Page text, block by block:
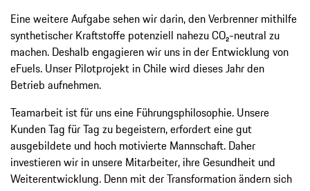
Eine weitere Aufgabe sehen wir darin, den Verbrenner mithilfe
synthetischer Kraftstoffe potenziell nahezu CO₂-neutral zu
machen. Deshalb engagieren wir uns in der Entwicklung von
eFuels. Unser Pilotprojekt in Chile wird dieses Jahr den
Betrieb aufnehmen.
Teamarbeit ist für uns eine Führungsphilosophie. Unsere
Kunden Tag für Tag zu begeistern, erfordert eine gut
ausgebildete und hoch motivierte Mannschaft. Daher
investieren wir in unsere Mitarbeiter, ihre Gesundheit und
Weiterentwicklung. Denn mit der Transformation ändern sich